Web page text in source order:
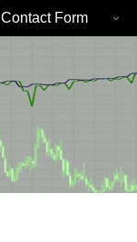
Contact Form